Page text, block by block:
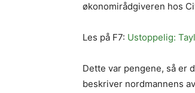
økonomirådgiveren hos
Les på F7: Ustoppelig:
Dette var pengene, så er
beskriver nordmannens